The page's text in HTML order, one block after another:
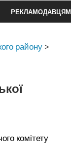
РЕКЛАМОДАВЦЯМ
району >
комітету